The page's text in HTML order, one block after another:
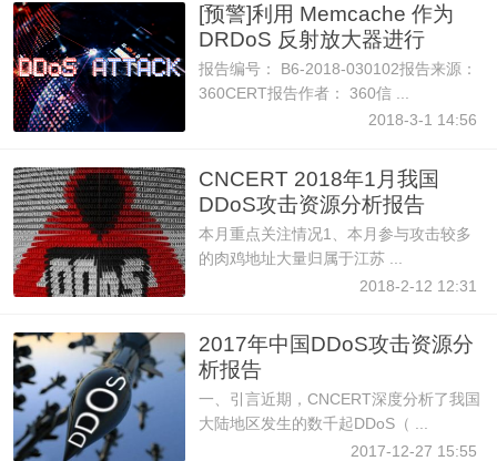
[预警]利用 Memcache 作为
DRDoS 反射放大器进行
DDoS
报告编号： B6-2018-030102报告来源：
360CERT报告作者： 360信 ...
2018-3-1 14:56
CNCERT 2018年1月我国
DDoS攻击资源分析报告
本月重点关注情况1、本月参与攻击较多
的肉鸡地址大量归属于江苏 ...
2018-2-12 12:31
2017年中国DDoS攻击资源分
析报告
一、引言近期，CNCERT深度分析了我国
大陆地区发生的数千起DDoS（ ...
2017-12-27 15:55